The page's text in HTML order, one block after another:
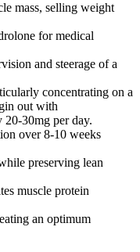
mass, selling weight
for medical
and steerage of a
concentrating on a
out with
20-30mg per day.
over 8-10 weeks
preserving lean
muscle protein
an optimum